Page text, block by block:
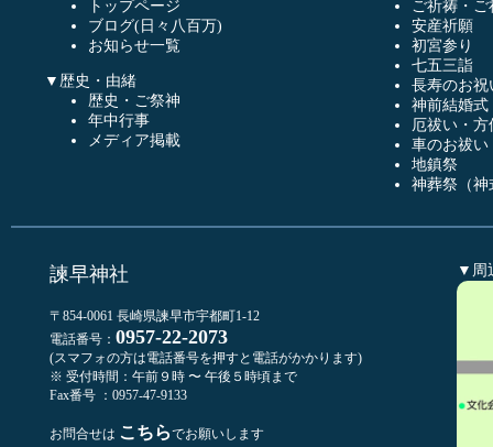
トップページ
ブログ(日々八百万)
お知らせ一覧
▼歴史・由緒
歴史・ご祭神
年中行事
メディア掲載
ご祈祷・
安産祈願
初宮参り
七五三詣
長寿のお祝
神前結婚式
厄祓い・方
車のお祓い
地鎮祭
神葬祭（神
諫早神社
〒854-0061 長崎県諫早市宇都町1-12
電話番号： 0957-22-2073
(スマフォの方は電話番号を押すと電話がかかります)
※ 受付時間：午前９時 〜 午後５時頃まで
Fax番号 ：0957-47-9133
お問合せは こちらでお願いします
▼周